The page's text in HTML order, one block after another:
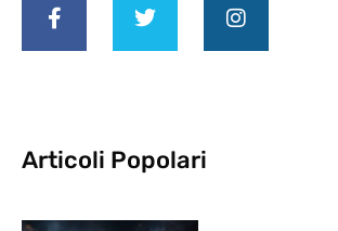
Articoli Popolari